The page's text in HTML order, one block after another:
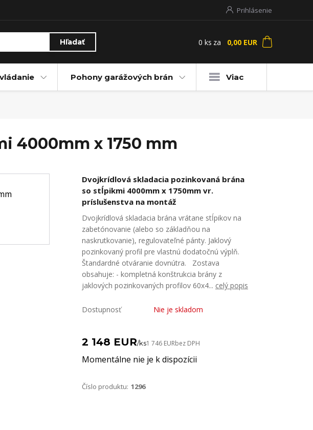
Prihlásenie
Hľadať 0 ks za 0,00 EUR
Pohony garážových brán Viac
4000mm x 1750 mm
Dvojkrídlová skladacia pozinkovaná brána
so stĺpikmi 4000mm x 1750mm vr.
príslušenstva na montáž
Dvojkrídlová skladacia brána vrátane stĺpikov na
zabetónovanie (alebo so základňou na
naskrutkovanie), regulovateľné pánty. Jaklový
pozinkovaný profil pre vlastnú dodatočnú výplň.
Štandardné otváranie dovnútra. Zostava
obsahuje: - kompletná konštrukcia brány z
jaklových pozinkovaných profilov 60x4... celý popis
Dostupnosť Nie je skladom
2 148 EUR/ks1 746 EURbez DPH
Momentálne nie je k dispozícii
Číslo produktu: 1296